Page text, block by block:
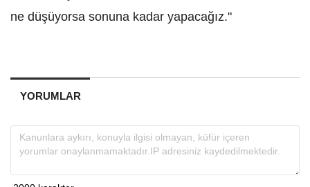
ne düşüyorsa sonuna kadar yapacağız."
YORUMLAR